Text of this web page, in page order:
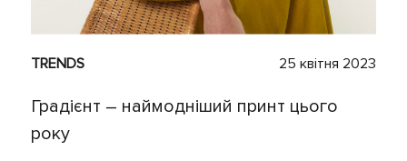
TRENDS 25 квітня 2023
Градієнт – наймодніший принт цього
року